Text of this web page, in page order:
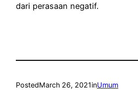
dari perasaan negatif.
PostedMarch 26, 2021inUmum